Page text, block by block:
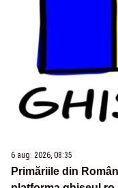
6 aug. 2026, 08:35
Primăriile din